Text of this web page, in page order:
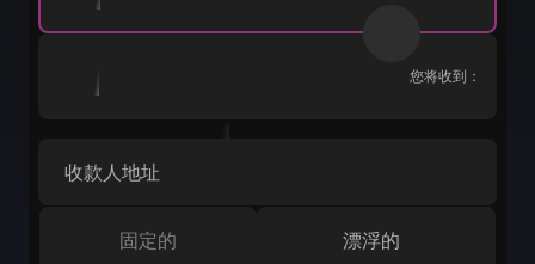
您将收到：
收款人地址
固定的 漂浮的